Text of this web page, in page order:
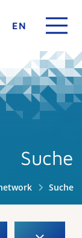
EN
Suche
Suche